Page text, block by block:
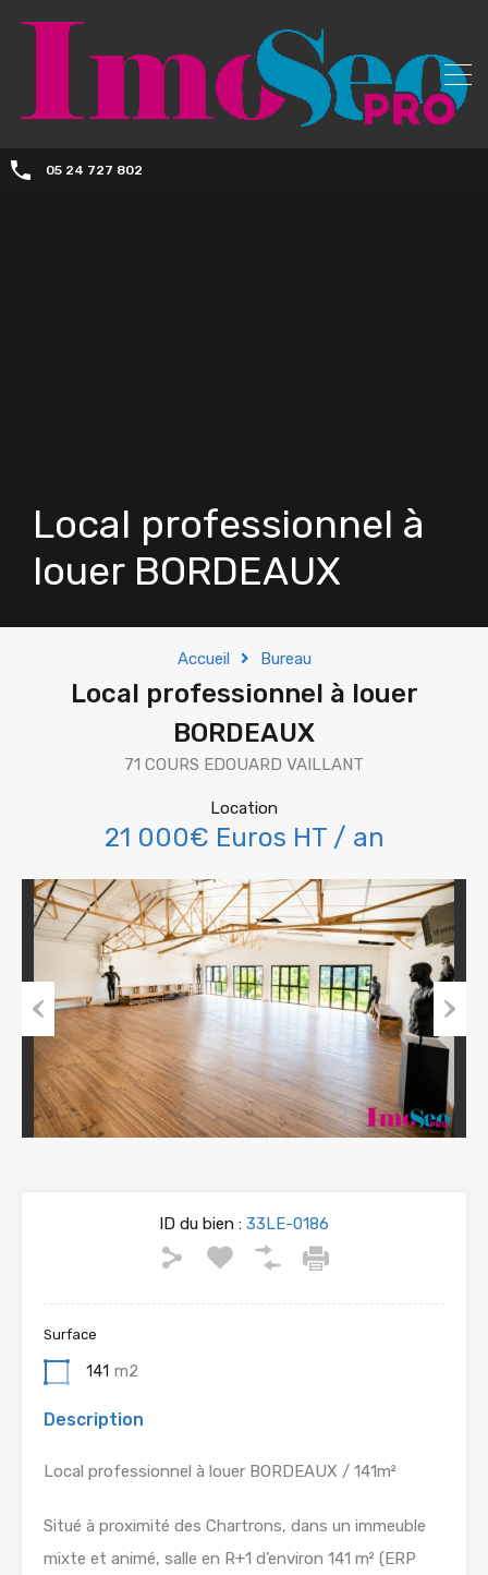
05 24 727 802
Local professionnel à
louer BORDEAUX
Accueil Bureau
Local professionnel à louer
BORDEAUX
71 COURS EDOUARD VAILLANT
Location
21 000€ Euros HT / an
Previous Next
ID du bien : 33LE-0186
Surface
141 m2
Description
Local professionnel à louer BORDEAUX / 141m²
Situé à proximité des Chartrons, dans un immeuble
mixte et animé, salle en R+1 d’environ 141 m² (ERP